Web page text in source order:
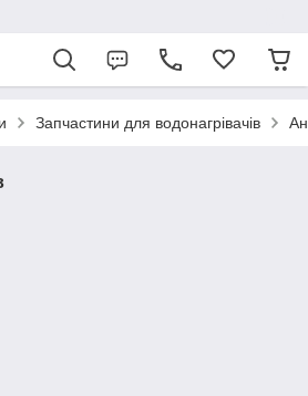
Запчастини для водонагрівачів